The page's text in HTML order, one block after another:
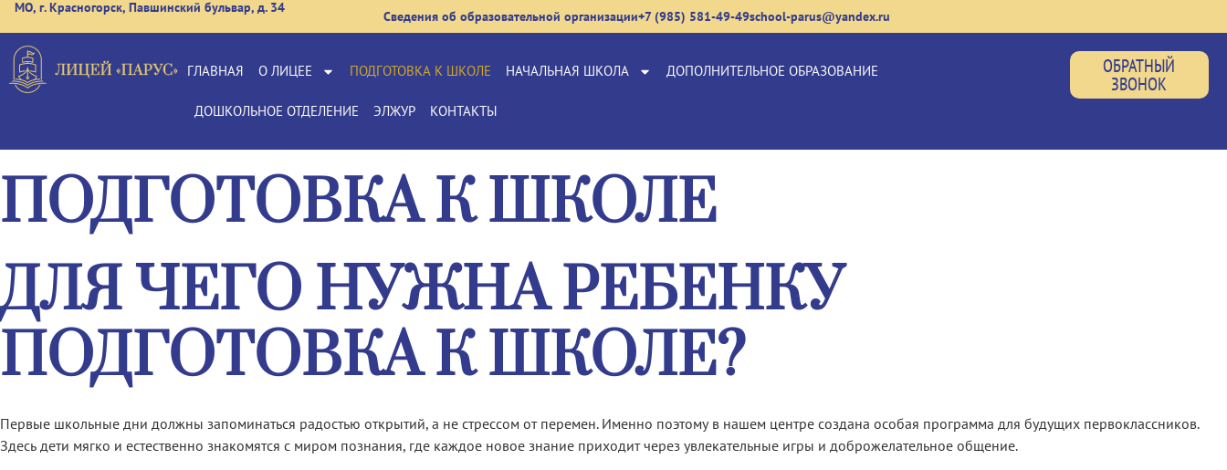
МО, г. Красногорск, Павшинский бульвар, д. 34
Сведения об образовательной организации+7 (985) 581-49-49school-parus@yandex.ru
ГЛАВНАЯ О ЛИЦЕЕ ПОДГОТОВКА К ШКОЛЕ НАЧАЛЬНАЯ ШКОЛА ДОПОЛНИТЕЛЬНОЕ ОБРАЗОВАНИЕ
ДОШКОЛЬНОЕ ОТДЕЛЕНИЕ ЭЛЖУР КОНТАКТЫ
ОБРАТНЫЙ
ЗВОНОК
ПОДГОТОВКА К ШКОЛЕ
ДЛЯ ЧЕГО НУЖНА РЕБЕНКУ
ПОДГОТОВКА К ШКОЛЕ?
Первые школьные дни должны запоминаться радостью открытий, а не стрессом от перемен. Именно поэтому в нашем центре создана особая программа для будущих первоклассников.
Здесь дети мягко и естественно знакомятся с миром познания, где каждое новое знание приходит через увлекательные игры и доброжелательное общение.